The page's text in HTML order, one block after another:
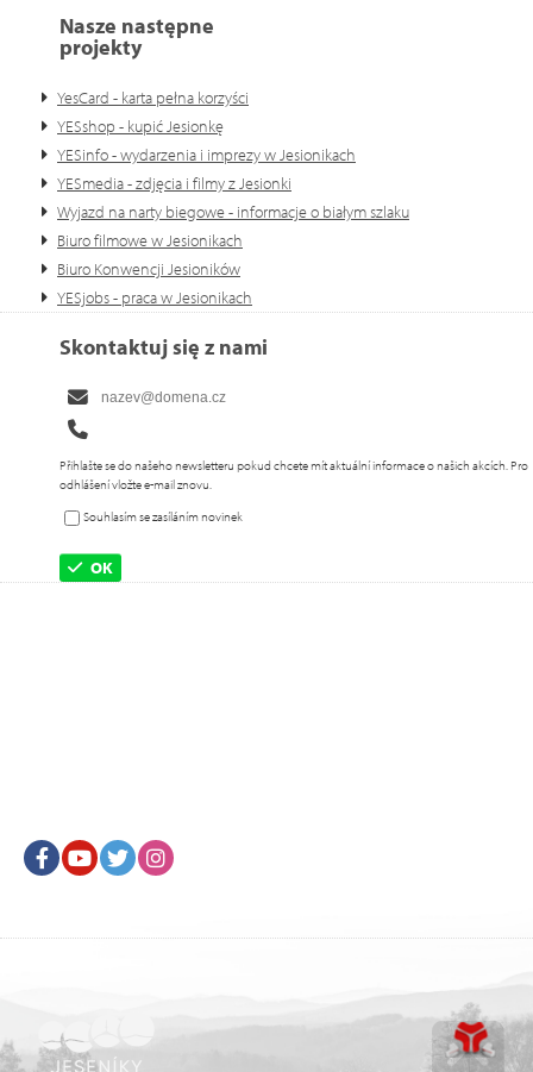
Nasze następne
projekty
YesCard - karta pełna korzyści
YESshop - kupić Jesionkę
YESinfo - wydarzenia i imprezy w Jesionikach
YESmedia - zdjęcia i filmy z Jesionki
Wyjazd na narty biegowe - informacje o białym szlaku
Biuro filmowe w Jesionikach
Biuro Konwencji Jesioników
YESjobs - praca w Jesionikach
Skontaktuj się z nami
Přihlašte se do našeho newsletteru pokud chcete mít aktuální informace o našich akcích. Pro
odhlášení vložte e-mail znovu.
Souhlasím se zasíláním novinek
OK
FacebookYoutubeTwitter